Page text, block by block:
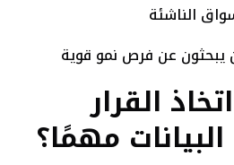
الناشئة
يبحثون عن فرص نمو قوية
القرار
مهمًا؟